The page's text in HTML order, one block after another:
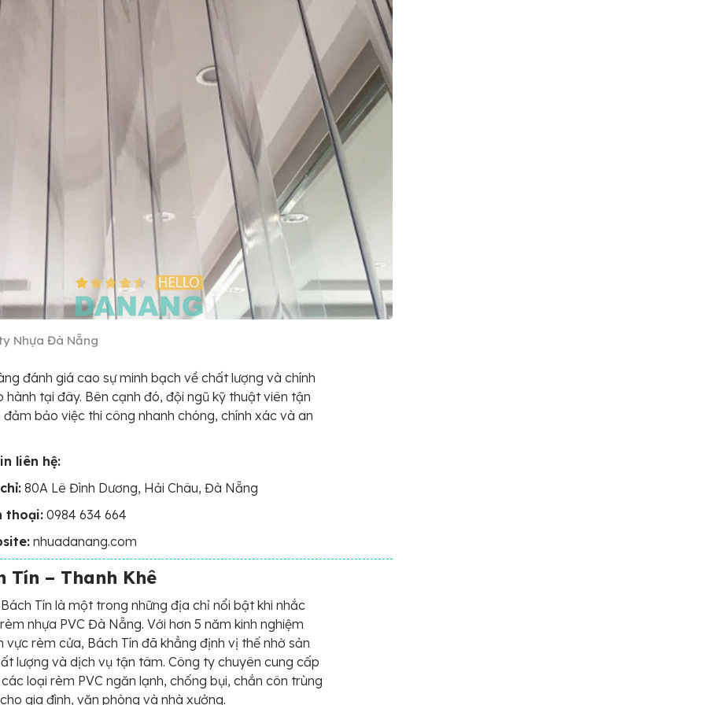
Nhựa Đà Nẵng
đánh giá cao sự minh bạch về chất lượng và chính
hành tại đây. Bên cạnh đó, đội ngũ kỹ thuật viên tận
bảo việc thi công nhanh chóng, chính xác và an
liên hệ:
80A Lê Đình Dương, Hải Châu, Đà Nẵng
thoại: 0984 634 664
nhuadanang.com
Tín – Thanh Khê
Tín là một trong những địa chỉ nổi bật khi nhắc
nhựa PVC Đà Nẵng. Với hơn 5 năm kinh nghiệm
vực rèm cửa, Bách Tín đã khẳng định vị thế nhờ sản
lượng và dịch vụ tận tâm. Công ty chuyên cung cấp
loại rèm PVC ngăn lạnh, chống bụi, chắn côn trùng
gia đình, văn phòng và nhà xưởng.